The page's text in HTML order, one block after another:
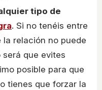
tipo de
. Si no tenéis entre
relación no puede
será que evites
posible para que
tienes que forzar la